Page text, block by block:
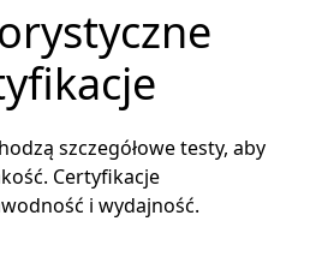
szczegółowe testy, aby
Certyfikacje
i wydajność.